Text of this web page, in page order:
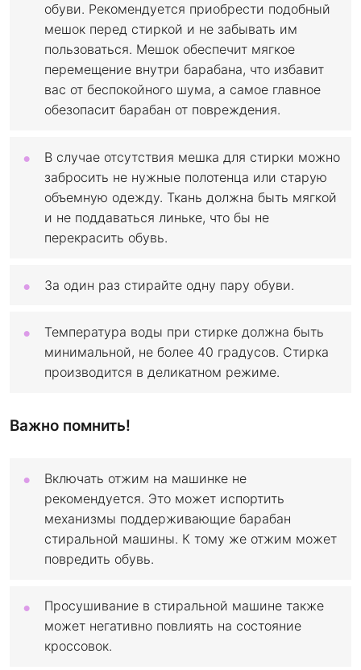
обуви. Рекомендуется приобрести подобный
мешок перед стиркой и не забывать им
пользоваться. Мешок обеспечит мягкое
перемещение внутри барабана, что избавит
вас от беспокойного шума, а самое главное
обезопасит барабан от повреждения.
В случае отсутствия мешка для стирки можно
забросить не нужные полотенца или старую
объемную одежду. Ткань должна быть мягкой
и не поддаваться линьке, что бы не
перекрасить обувь.
За один раз стирайте одну пару обуви.
Температура воды при стирке должна быть
минимальной, не более 40 градусов. Стирка
производится в деликатном режиме.
Важно помнить!
Включать отжим на машинке не
рекомендуется. Это может испортить
механизмы поддерживающие барабан
стиральной машины. К тому же отжим может
повредить обувь.
Просушивание в стиральной машине также
может негативно повлиять на состояние
кроссовок.